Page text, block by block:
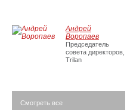
Андрей
Воропаев
Председатель
совета директоров,
Trilan
Смотреть все